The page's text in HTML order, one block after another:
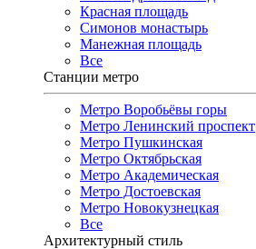
Красная площадь
Симонов монастырь
Манежная площадь
Все
Станции метро
Метро Воробьёвы горы
Метро Ленинский проспект
Метро Пушкинская
Метро Октябрьская
Метро Академическая
Метро Достоевская
Метро Новокузнецкая
Все
Архитектурный стиль